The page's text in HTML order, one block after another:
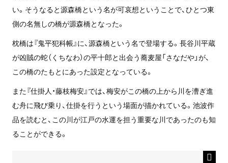
い。そうなると源森橋という名が可哀想ということで、ひとつ東
側の名無しの橋が源森橋となった。
枕橋は『鬼平犯科帳』に、源森橋という名で登場する。長谷川平蔵
が凶賊の蛇（くちなわ）の平十郎と出会う蕎麦屋「さなだや」が、
この橋のたもとにあった設定となっている。
また『仕掛人・藤枝梅安』では、梅安がこの橋の上から川を漕ぎ進
む舟に飛び乗り、仕掛を行うという場面が描かれている。池波作
品を読むと、この川が江戸の水運を担う重要な川であったのも知
ることができる。